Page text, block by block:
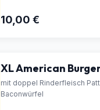
10,00 €
XL American
mit doppel Rinderfleisch
Baconwürfel